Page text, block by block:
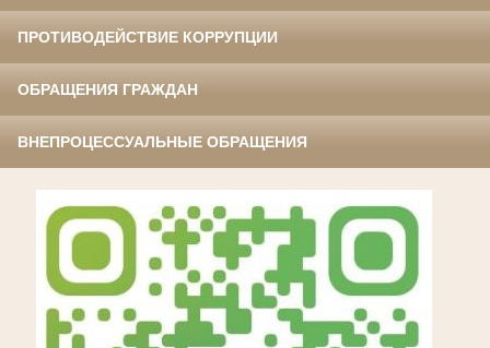
ПРОТИВОДЕЙСТВИЕ КОРРУПЦИИ
ОБРАЩЕНИЯ ГРАЖДАН
ВНЕПРОЦЕССУАЛЬНЫЕ ОБРАЩЕНИЯ